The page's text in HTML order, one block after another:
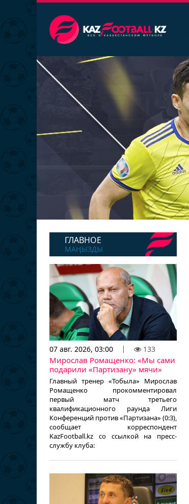
ГЛАВНОЕ
МАҢЫЗДЫ
07 авг. 2026, 03:00 133
Мирослав Ромащенко: «Мы сами
подарили «Партизану» мячи»
Главный тренер «Тобыла» Мирослав
Ромащенко прокомментировал
первый матч третьего
квалификационного раунда Лиги
Конференций против «Партизана» (0:3),
сообщает корреспондент
KazFootball.kz со ссылкой на пресс-
службу клуба: